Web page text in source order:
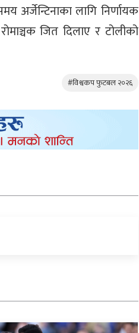
अर्जेन्टिनाका लागि निर्णायक
जित दिलाए र टोलीको
#विश्वकप फुटबल २०२६